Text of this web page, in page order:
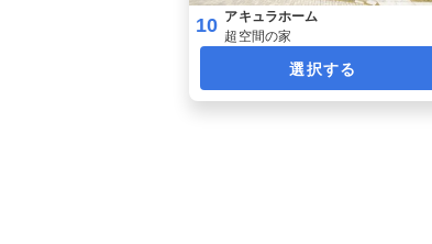
10 アキュラホーム
超空間の家
選択する